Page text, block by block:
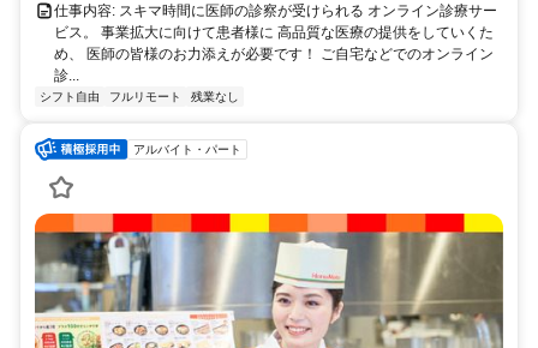
仕事内容: スキマ時間に医師の診察が受けられる オンライン診療サー
ビス。 事業拡大に向けて患者様に 高品質な医療の提供をしていくた
め、 医師の皆様のお力添えが必要です！ ご自宅などでのオンライン
診...
シフト自由 フルリモート 残業なし
アルバイト・パート